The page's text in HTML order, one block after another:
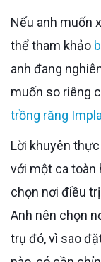
Nếu anh muốn xem mặt bằng chung trước, anh có
thể tham khảo
anh đang
muốn so riêng
trồng răng
Lời khuyên thực tế của tôi cho anh Nam là thế này:
với một ca toàn
chọn nơi điều
Anh nên chọn
trụ đó, vì sao